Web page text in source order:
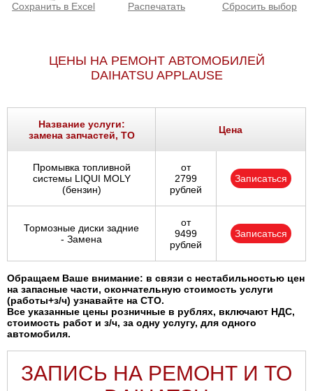
Сохранить в Excel Распечатать Сбросить выбор
ЦЕНЫ НА РЕМОНТ АВТОМОБИЛЕЙ
DAIHATSU APPLAUSE
Название услуги:
замена запчастей, ТО
Цена
Промывка топливной
системы LIQUI MOLY
(бензин)
от
2799
рублей
Записаться
Тормозные диски задние
- Замена
от
9499
рублей
Записаться
Обращаем Ваше внимание: в связи с нестабильностью цен
на запасные части, окончательную стоимость услуги
(работы+з/ч) узнавайте на СТО.
Все указанные цены розничные в рублях, включают НДС,
стоимость работ и з/ч, за одну услугу, для одного
автомобиля.
ЗАПИСЬ НА РЕМОНТ И ТО